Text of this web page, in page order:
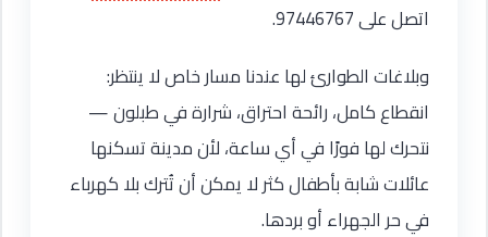
اتصل على 97446767.
وبلاغات الطوارئ لها عندنا مسار خاص لا ينتظر:
انقطاع كامل، رائحة احتراق، شرارة في طبلون —
نتحرك لها فورًا في أي ساعة، لأن مدينة تسكنها
عائلات شابة بأطفال كثر لا يمكن أن تُترك بلا كهرباء
في حر الجهراء أو بردها.